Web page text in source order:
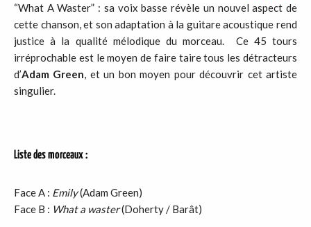
“What A Waster” : sa voix basse révèle un nouvel aspect de
cette chanson, et son adaptation à la guitare acoustique rend
justice à la qualité mélodique du morceau.
Ce 45 tours
irréprochable est le moyen de faire taire tous les détracteurs
d’Adam Green, et un bon moyen pour découvrir cet artiste
singulier.
Liste des morceaux:
Face A : Emily(Adam Green)
Face B : What a waster(Doherty / Barât)